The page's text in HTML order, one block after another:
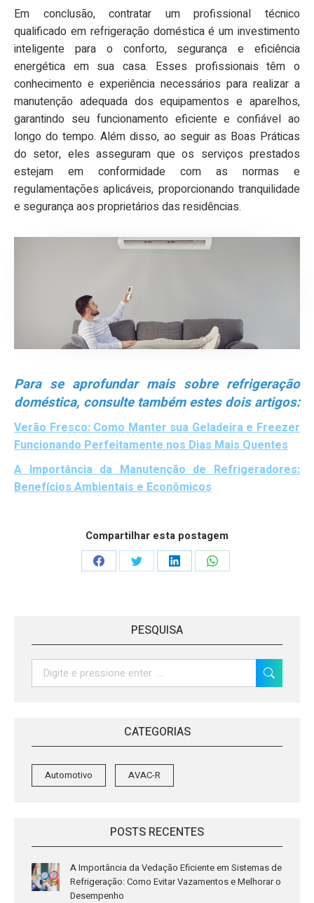
Em conclusão, contratar um profissional técnico
qualificado em refrigeração doméstica é um investimento
inteligente para o conforto, segurança e eficiência
energética em sua casa. Esses profissionais têm o
conhecimento e experiência necessários para realizar a
manutenção adequada dos equipamentos e aparelhos,
garantindo seu funcionamento eficiente e confiável ao
longo do tempo. Além disso, ao seguir as Boas Práticas
do setor, eles asseguram que os serviços prestados
estejam em conformidade com as normas e
regulamentações aplicáveis, proporcionando tranquilidade
e segurança aos proprietários das residências.
Para se aprofundar mais sobre refrigeração
doméstica, consulte também estes dois artigos:
Verão Fresco: Como Manter sua Geladeira e Freezer
Funcionando Perfeitamente nos Dias Mais Quentes
A Importância da Manutenção de Refrigeradores:
Benefícios Ambientais e Econômicos
Compartilhar esta postagem
Share Share Share Share
PESQUISA
CATEGORIAS
Automotivo AVAC-R
POSTS RECENTES
A Importância da Vedação Eficiente em Sistemas de
Refrigeração: Como Evitar Vazamentos e Melhorar o
Desempenho